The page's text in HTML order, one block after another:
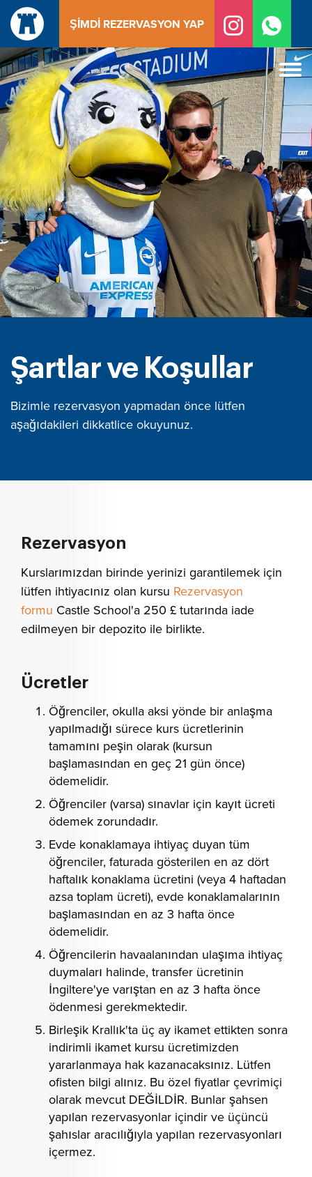
İçeriğe
geç
ŞIMDI REZERVASYON YAP
Şartlar ve Koşullar
Bizimle rezervasyon yapmadan önce lütfen
aşağıdakileri dikkatlice okuyunuz.
Rezervasyon
Kurslarımızdan birinde yerinizi garantilemek için
lütfen ihtiyacınız olan kursu Rezervasyon
formu Castle School'a 250 £ tutarında iade
edilmeyen bir depozito ile birlikte.
Ücretler
Öğrenciler, okulla aksi yönde bir anlaşma
yapılmadığı sürece kurs ücretlerinin
tamamını peşin olarak (kursun
başlamasından en geç 21 gün önce)
ödemelidir.
Öğrenciler (varsa) sınavlar için kayıt ücreti
ödemek zorundadır.
Evde konaklamaya ihtiyaç duyan tüm
öğrenciler, faturada gösterilen en az dört
haftalık konaklama ücretini (veya 4 haftadan
azsa toplam ücreti), evde konaklamalarının
başlamasından en az 3 hafta önce
ödemelidir.
Öğrencilerin havaalanından ulaşıma ihtiyaç
duymaları halinde, transfer ücretinin
İngiltere'ye varıştan en az 3 hafta önce
ödenmesi gerekmektedir.
Birleşik Krallık'ta üç ay ikamet ettikten sonra
indirimli ikamet kursu ücretimizden
yararlanmaya hak kazanacaksınız. Lütfen
ofisten bilgi alınız. Bu özel fiyatlar çevrimiçi
olarak mevcut DEĞİLDİR. Bunlar şahsen
yapılan rezervasyonlar içindir ve üçüncü
şahıslar aracılığıyla yapılan rezervasyonları
içermez.